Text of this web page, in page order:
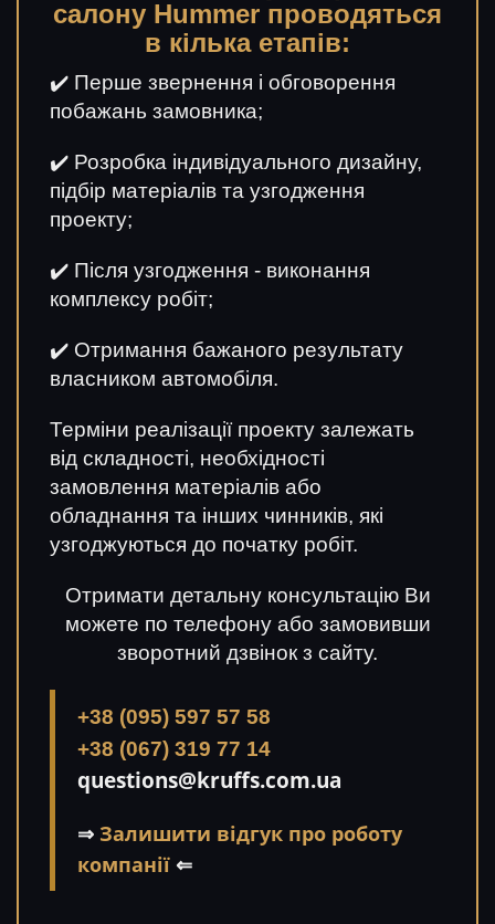
салону Hummer проводяться
в кілька етапів:
✔️ Перше звернення і обговорення
побажань замовника;
✔️ Розробка індивідуального дизайну,
підбір матеріалів та узгодження
проекту;
✔️ Після узгодження - виконання
комплексу робіт;
✔️ Отримання бажаного результату
власником автомобіля.
Терміни реалізації проекту залежать
від складності, необхідності
замовлення матеріалів або
обладнання та інших чинників, які
узгоджуються до початку робіт.
Отримати детальну консультацію Ви
можете по телефону або замовивши
зворотний дзвінок з сайту.
+38 (095) 597 57 58
+38 (067) 319 77 14
questions@kruffs.com.ua
⇒ Залишити відгук про роботу
компанії ⇐